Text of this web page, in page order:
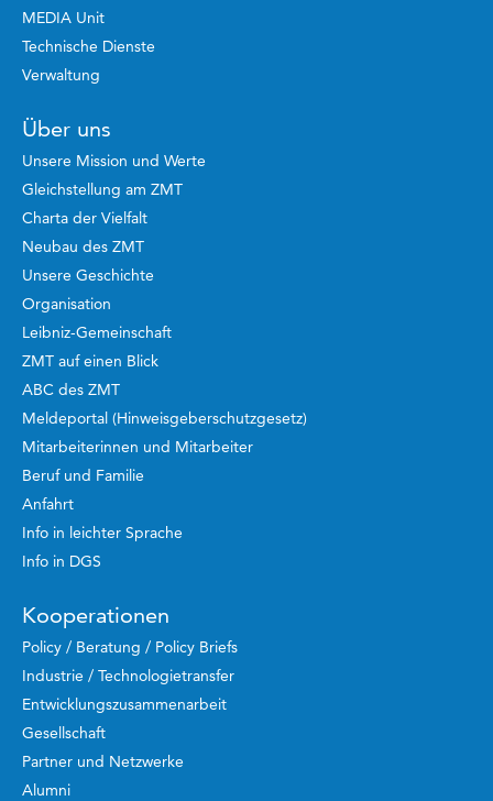
MEDIA Unit
Technische Dienste
Verwaltung
Über uns
Unsere Mission und Werte
Gleichstellung am ZMT
Charta der Vielfalt
Neubau des ZMT
Unsere Geschichte
Organisation
Leibniz-Gemeinschaft
ZMT auf einen Blick
ABC des ZMT
Meldeportal (Hinweisgeberschutzgesetz)
Mitarbeiterinnen und Mitarbeiter
Beruf und Familie
Anfahrt
Info in leichter Sprache
Info in DGS
Kooperationen
Policy / Beratung / Policy Briefs
Industrie / Technologietransfer
Entwicklungszusammenarbeit
Gesellschaft
Partner und Netzwerke
Alumni